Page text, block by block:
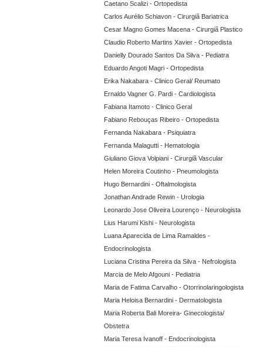
Caetano Scalizi - Ortopedista
Carlos Aurélio Schiavon - Cirurgiã Bariatrica
Cesar Magno Gomes Macena - Cirurgiã Plastico
Claudio Roberto Martins Xavier - Ortopedista
Danielly Dourado Santos Da Silva - Pediatra
Eduardo Angoti Magri - Ortopedista
Erika Nakabara - Clinico Geral/ Reumato
Ernaldo Vagner G. Pardi - Cardiologista
Fabiana Itamoto - Clinico Geral
Fabiano Rebouças Ribeiro - Ortopedista
Fernanda Nakabara - Psiquiatra
Fernanda Malagutti - Hematologia
Giuliano Giova Volpiani - Cirurgiã Vascular
Helen Moreira Coutinho - Pneumologista
Hugo Bernardini - Oftalmologista
Jonathan Andrade Rewin - Urologia
Leonardo Jose Oliveira Lourenço - Neurologista
Lius Harumi Kishi - Neurologista
Luana Aparecida de Lima Ramaldes -
Endocrinologista
Luciana Cristina Pereira da Silva - Nefrologista
Marcia de Melo Afgouni - Pediatria
Maria de Fatima Carvalho - Otorrinolaringologista
Maria Heloisa Bernardini - Dermatologista
Maria Roberta Bali Moreira- Ginecologista/
Obstetra
Maria Teresa Ivanoff - Endocrinologista